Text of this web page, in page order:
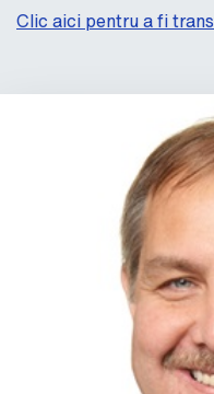
Clic aici pentru a fi